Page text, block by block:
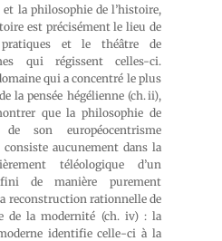
la philosophie de l’histoire,
est précisément le lieu de
et le théâtre de
qui régissent celles-ci.
qui a concentré le plus
la pensée hégélienne (ch. ii),
que la philosophie de
son européocentrisme
aucunement dans la
téléologique d’un
de manière purement
reconstruction rationnelle de
de la modernité (ch. iv) : la
identifie celle-ci à la